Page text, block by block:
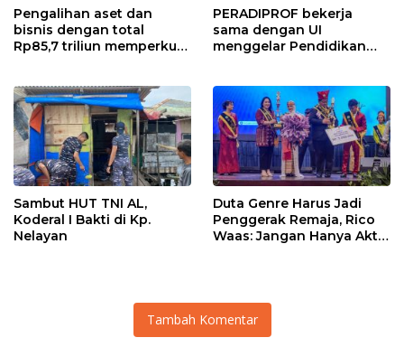
Pengalihan aset dan
bisnis dengan total
Rp85,7 triliun memperkuat
dari 90% aset jaringan
Telkom
PERADIPROF bekerja
sama dengan UI
menggelar Pendidikan
Sambut HUT TNI AL,
Koderal I Bakti di Kp.
Nelayan
Duta Genre Harus Jadi
Penggerak Remaja, Rico
Waas: Jangan Hanya Aktif
Tambah Komentar